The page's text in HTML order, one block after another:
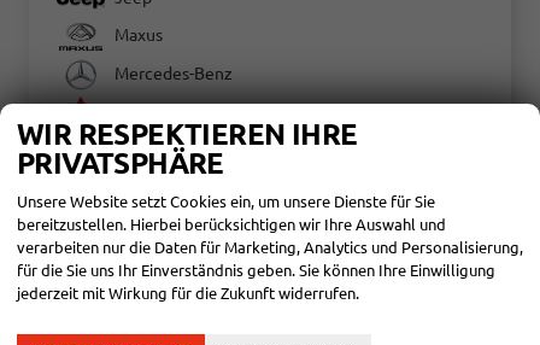
Maxus
Mercedes-Benz
Nissan
Peugeot
Renault
SEAT
Skoda
WIR RESPEKTIEREN IHRE
PRIVATSPHÄRE
Unsere Website setzt Cookies ein, um unsere Dienste für Sie
bereitzustellen. Hierbei berücksichtigen wir Ihre Auswahl und
verarbeiten nur die Daten für Marketing, Analytics und Personalisierung,
für die Sie uns Ihr Einverständnis geben. Sie können Ihre Einwilligung
jederzeit mit Wirkung für die Zukunft widerrufen.